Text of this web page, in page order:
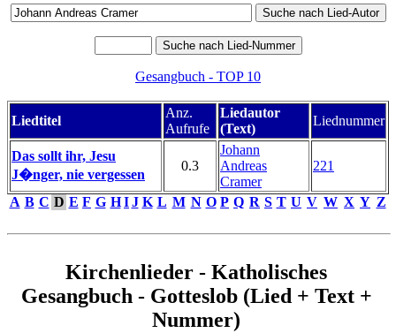
Gesangbuch - TOP 10
Liedtitel
Anz.
Aufrufe
Liedautor
(Text)
Liednummer
Das sollt ihr, Jesu
J�nger, nie vergessen
0.3
Johann
Andreas
Cramer
221
A B C D E F G H IJ K L M N O P Q R S T U V W X Y Z
Kirchenlieder - Katholisches
Gesangbuch - Gotteslob (Lied + Text +
Nummer)